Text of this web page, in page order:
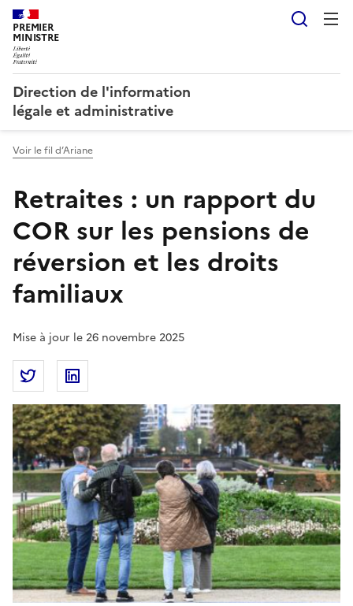
PREMIER
MINISTRE
Direction de l'information
légale et administrative
Voir le fil d’Ariane
Retraites : un rapport du
COR sur les pensions de
réversion et les droits
familiaux
Mise à jour le 26 novembre 2025
Partager la page
Partager Retraites : un rapport du COR sur les